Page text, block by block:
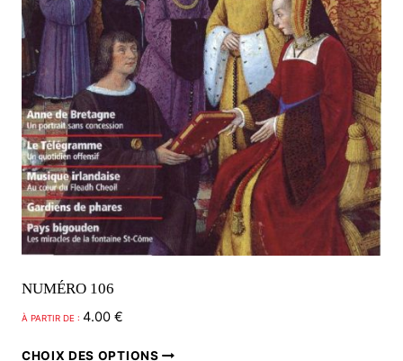
NUMÉRO 106
À PARTIR DE : 4.00 €
CHOIX DES OPTIONS